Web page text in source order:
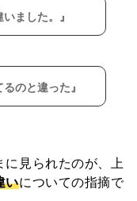
ました。
のと違った
に見られたのが、上
いについての指摘で